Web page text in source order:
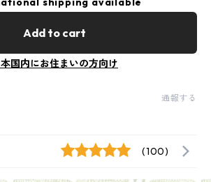
Add to cart
国内にお住まいの方向け
通報する
(100)